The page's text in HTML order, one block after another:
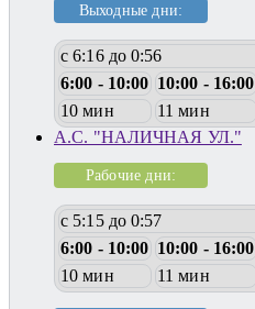
Выходные дни:
с 6:16 до 0:56
6:00 - 10:00 10:00 - 16:00
10 мин
11 мин
А.С. "НАЛИЧНАЯ УЛ."
Рабочие дни:
с 5:15 до 0:57
6:00 - 10:00 10:00 - 16:00
10 мин
11 мин